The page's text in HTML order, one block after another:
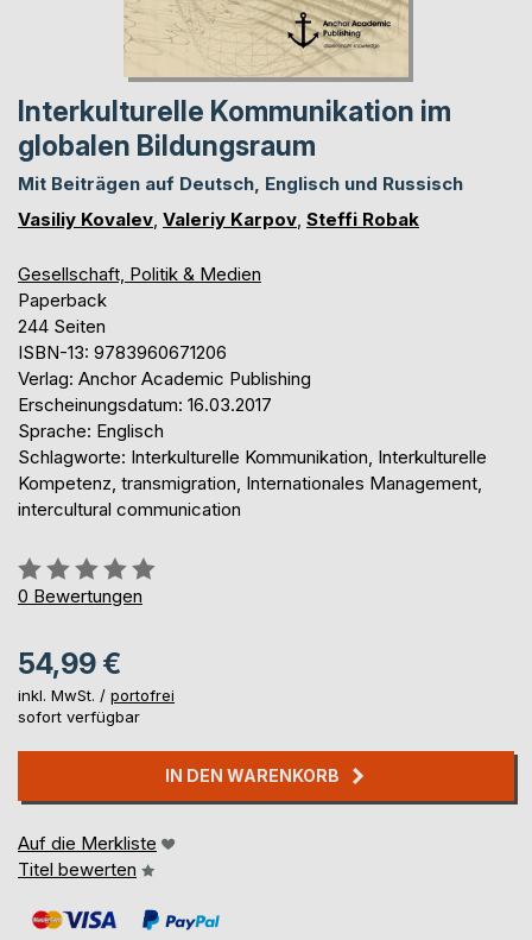
Interkulturelle Kommunikation im
globalen Bildungsraum
Mit Beiträgen auf Deutsch, Englisch und Russisch
Vasiliy Kovalev Valeriy Karpov Steffi Robak
Gesellschaft, Politik & Medien
Paperback
244 Seiten
ISBN-13: 9783960671206
Verlag: Anchor Academic Publishing
Erscheinungsdatum: 16.03.2017
Sprache: Englisch
Schlagworte: Interkulturelle Kommunikation, Interkulturelle
Kompetenz, transmigration, Internationales Management,
intercultural communication
Bewertung::
0%
0 Bewertungen
54,99 €
inkl. MwSt. / portofrei
sofort verfügbar
IN DEN WARENKORB
Auf die Merkliste
Titel bewerten